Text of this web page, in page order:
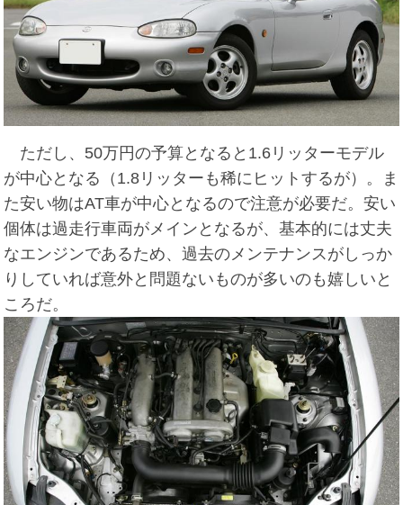
ただし、50万円の予算となると1.6リッターモデル
が中心となる（1.8リッターも稀にヒットするが）。ま
た安い物はAT車が中心となるので注意が必要だ。安い
個体は過走行車両がメインとなるが、基本的には丈夫
なエンジンであるため、過去のメンテナンスがしっか
りしていれば意外と問題ないものが多いのも嬉しいと
ころだ。